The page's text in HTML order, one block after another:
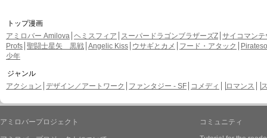
トップ漫画
アミロバー Amilova ヘミスフィア スーパードラゴンブラザーズZ サイコマンテ
Profs 聖闘士星矢 黒戦 Angelic Kiss ウサギとカメ フード・アタック
少年
ジャンル
アクション デザイン／アートワーク ファンタジー - SF コメディ ロマンス
アミロバープロジェクト
コミュニティ